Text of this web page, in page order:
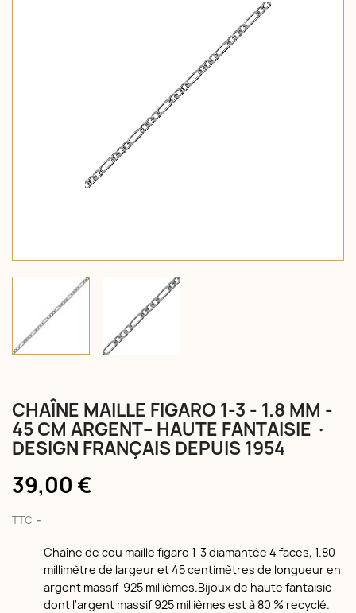
CHAÎNE MAILLE FIGARO 1-3 - 1.8 MM -
45 CM ARGENT– HAUTE FANTAISIE ·
DESIGN FRANÇAIS DEPUIS 1954
39,00 €
TTC
Chaîne de cou maille figaro 1-3 diamantée 4 faces, 1.80
millimètre de largeur et 45 centimètres de longueur en
argent massif 925 millièmes.Bijoux de haute fantaisie
dont l'argent massif 925 millièmes est à 80 % recyclé.